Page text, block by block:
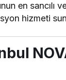
en sancılı
hizmeti